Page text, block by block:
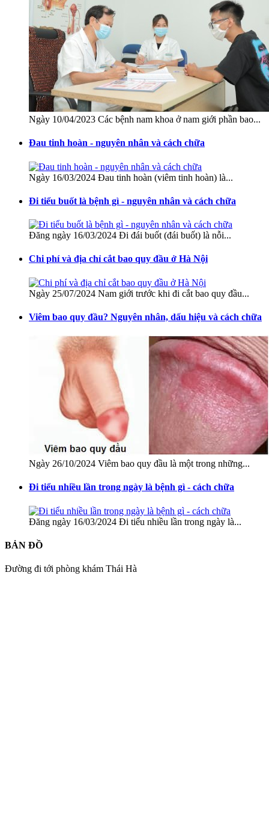
Ngày 10/04/2023 Các bệnh nam khoa ở nam giới phần bao...
Đau tinh hoàn - nguyên nhân và cách chữa
Ngày 16/03/2024 Đau tinh hoàn (viêm tinh hoàn) là...
Đi tiểu buốt là bệnh gì - nguyên nhân và cách chữa
Đăng ngày 16/03/2024 Đi đái buốt (đái buốt) là nỗi...
Chi phí và địa chỉ cắt bao quy đầu ở Hà Nội
Ngày 25/07/2024 Nam giới trước khi đi cắt bao quy đầu...
Viêm bao quy đầu? Nguyên nhân, dấu hiệu và cách chữa
Ngày 26/10/2024 Viêm bao quy đầu là một trong những...
Đi tiểu nhiều lần trong ngày là bệnh gì - cách chữa
Đăng ngày 16/03/2024 Đi tiểu nhiều lần trong ngày là...
BẢN ĐỒ
Đường đi tới phòng khám Thái Hà